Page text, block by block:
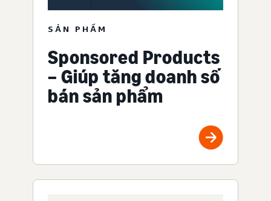
SẢN PHẨM
Sponsored Products
– Giúp tăng doanh số
bán sản phẩm